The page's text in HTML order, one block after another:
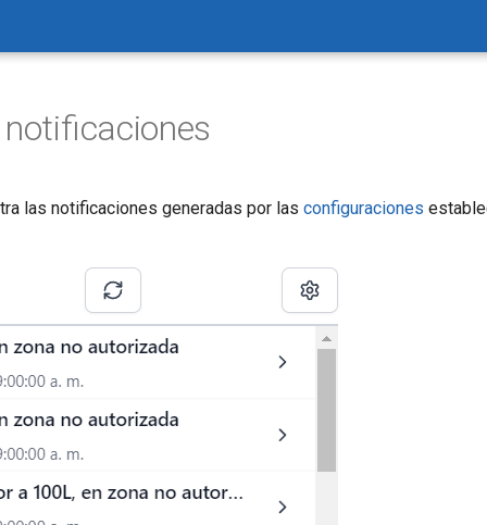
notificaciones
las notificaciones generadas por las configuraciones